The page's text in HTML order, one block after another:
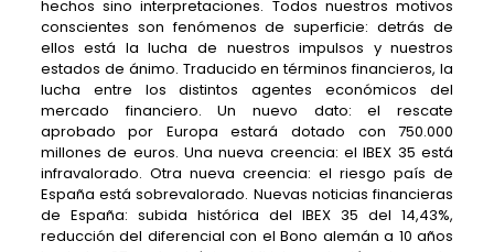
hechos sino interpretaciones. Todos nuestros motivos
conscientes son fenómenos de superficie: detrás de
ellos está la lucha de nuestros impulsos y nuestros
estados de ánimo. Traducido en términos financieros, la
lucha entre los distintos agentes económicos del
mercado financiero. Un nuevo dato: el rescate
aprobado por Europa estará dotado con 750.000
millones de euros. Una nueva creencia: el IBEX 35 está
infravalorado. Otra nueva creencia: el riesgo país de
España está sobrevalorado. Nuevas noticias financieras
de España: subida histórica del IBEX 35 del 14,43%,
reducción del diferencial con el Bono alemán a 10 años